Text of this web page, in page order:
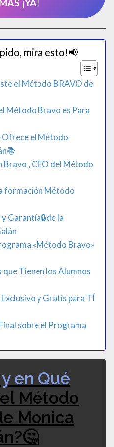
¡YA!
mira esto!📢​
el Método BRAVO de
Método Bravo es Para
Ofrece el Método
Bravo , CEO del Método
formación Método
Garantía🔒de la
«Método Bravo»
Tienen los Alumnos
y Gratis para TÍ
sobre el Programa
en Qué
el Método
Monica